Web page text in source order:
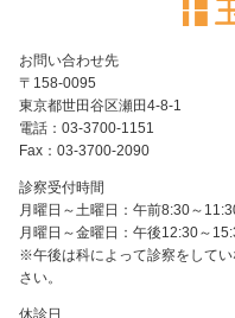
お問い合わせ先
〒158-0095
東京都世田谷区瀬田4-8-1
電話：03-3700-1151
Fax：03-3700-2090
診察受付時間
月曜日～土曜日：午前8:30～
月曜日～金曜日：午後12:30～
※午後は科によって診察をして
さい。
休診日